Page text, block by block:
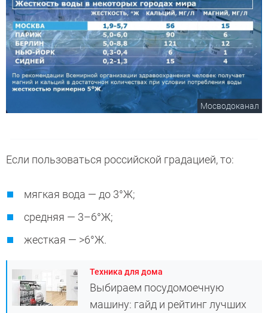
Мосводоканал
Если пользоваться российской градацией, то:
мягкая вода — до 3°Ж;
средняя — 3–6°Ж;
жесткая — >6°Ж.
Техника для дома
Выбираем посудомоечную
машину: гайд и рейтинг лучших